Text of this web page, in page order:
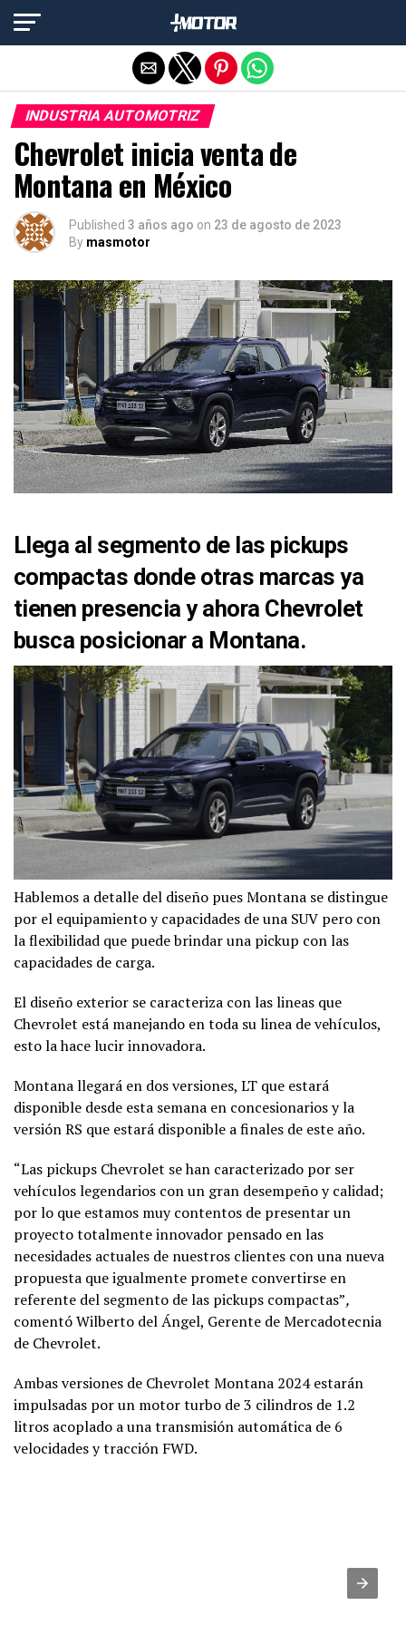
INDUSTRIA AUTOMOTRIZ
Chevrolet inicia venta de
Montana en México
Published 3 años ago on 23 de agosto de 2023
By masmotor
Llega al segmento de las pickups
compactas donde otras marcas ya
tienen presencia y ahora Chevrolet
busca posicionar a Montana.
Hablemos a detalle del diseño pues Montana se distingue
por el equipamiento y capacidades de una SUV pero con
la flexibilidad que puede brindar una pickup con las
capacidades de carga.
El diseño exterior se caracteriza con las lineas que
Chevrolet está manejando en toda su linea de vehículos,
esto la hace lucir innovadora.
Montana llegará en dos versiones, LT que estará
disponible desde esta semana en concesionarios y la
versión RS que estará disponible a finales de este año.
“Las pickups Chevrolet se han caracterizado por ser
vehículos legendarios con un gran desempeño y calidad;
por lo que estamos muy contentos de presentar un
proyecto totalmente innovador pensado en las
necesidades actuales de nuestros clientes con una nueva
propuesta que igualmente promete convertirse en
referente del segmento de las pickups compactas”,
comentó Wilberto del Ángel, Gerente de Mercadotecnia
de Chevrolet.
Ambas versiones de Chevrolet Montana 2024 estarán
impulsadas por un motor turbo de 3 cilindros de 1.2
litros acoplado a una transmisión automática de 6
velocidades y tracción FWD.
Salir de la versión móvil